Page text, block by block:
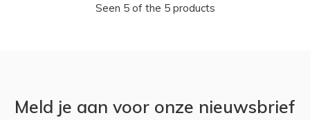
Seen 5 of the 5 products
Meld je aan voor onze nieuwsbrief